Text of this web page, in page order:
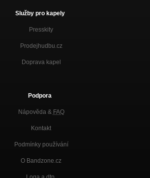
Služby pro kapely
Presskity
Prodejhudbu.cz
Doprava kapel
Podpora
Nápověda & FAQ
Kontakt
Podmínky používání
O Bandzone.cz